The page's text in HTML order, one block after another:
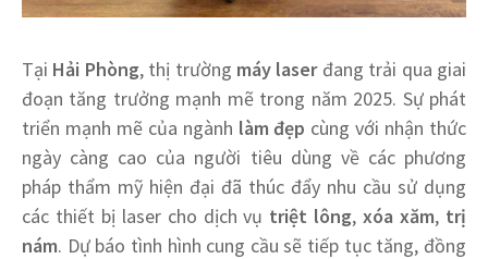
Tại Hải Phòng, thị trường máy laserđang trải qua giai
đoạn tăng trưởng mạnh mẽ trong năm 2025. Sự phát
triển mạnh mẽ của ngành làm đẹp cùng với nhận thức
ngày càng cao của người tiêu dùng về các phương
pháp thẩm mỹ hiện đại đã thúc đẩy nhu cầu sử dụng
các thiết bị laser cho dịch vụ triệt lông,xóa xăm, trị
nám. Dự báo tình hình cung cầu sẽ tiếp tục tăng, đồng